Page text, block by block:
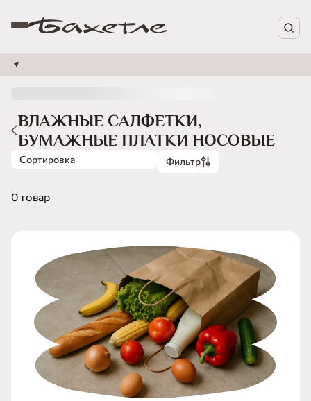
ВЛАЖНЫЕ САЛФЕТКИ,
БУМАЖНЫЕ ПЛАТКИ НОСОВЫЕ
Сортировка Фильтр
0 товар